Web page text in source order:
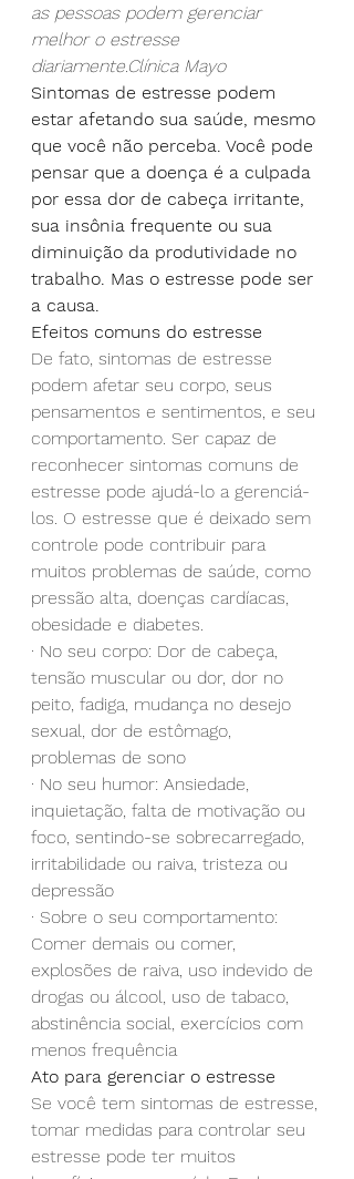
as pessoas podem gerenciar
melhor o estresse
diariamente.Clínica Mayo
Sintomas de estresse podem
estar afetando sua saúde, mesmo
que você não perceba. Você pode
pensar que a doença é a culpada
por essa dor de cabeça irritante,
sua insônia frequente ou sua
diminuição da produtividade no
trabalho. Mas o estresse pode ser
a causa.
Efeitos comuns do estresse
De fato, sintomas de estresse
podem afetar seu corpo, seus
pensamentos e sentimentos, e seu
comportamento. Ser capaz de
reconhecer sintomas comuns de
estresse pode ajudá-lo a gerenciá-
los. O estresse que é deixado sem
controle pode contribuir para
muitos problemas de saúde, como
pressão alta, doenças cardíacas,
obesidade e diabetes.
· No seu corpo: Dor de cabeça,
tensão muscular ou dor, dor no
peito, fadiga, mudança no desejo
sexual, dor de estômago,
problemas de sono
· No seu humor: Ansiedade,
inquietação, falta de motivação ou
foco, sentindo-se sobrecarregado,
irritabilidade ou raiva, tristeza ou
depressão
· Sobre o seu comportamento:
Comer demais ou comer,
explosões de raiva, uso indevido de
drogas ou álcool, uso de tabaco,
abstinência social, exercícios com
menos frequência
Ato para gerenciar o estresse
Se você tem sintomas de estresse,
tomar medidas para controlar seu
estresse pode ter muitos